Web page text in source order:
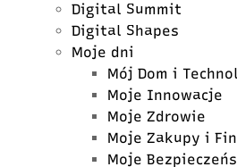
Digital Summit
Digital Shapes
Moje dni
Mój Dom i
Moje Innowacje
Moje Zdrowie
Moje Zakupy i
Moje